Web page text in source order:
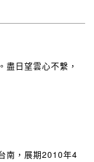
盡日望雲心不繫，
南，展期2010年4